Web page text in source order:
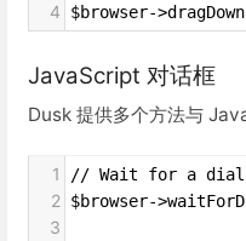
4 $browser-
JavaScript 对话框
Dusk 提供多个方法与
1 // Wait for a
2 $browser-
3